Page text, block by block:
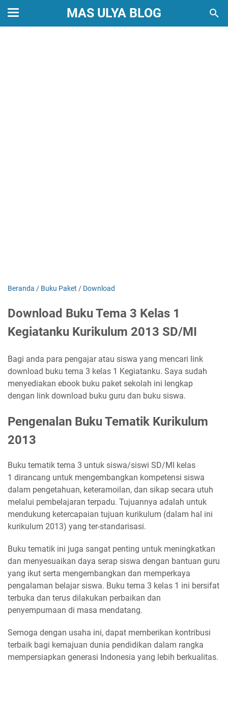
MAS ULYA BLOG
Beranda / Buku Paket / Download
Download Buku Tema 3 Kelas 1
Kegiatanku Kurikulum 2013 SD/MI
Bagi anda para pengajar atau siswa yang mencari link
download buku tema 3 kelas 1 Kegiatanku. Saya sudah
menyediakan ebook buku paket sekolah ini lengkap
dengan link download buku guru dan buku siswa.
Pengenalan Buku Tematik Kurikulum
2013
Buku tematik tema 3 untuk siswa/siswi SD/MI kelas
1 dirancang untuk mengembangkan kompetensi siswa
dalam pengetahuan, keteramoilan, dan sikap secara utuh
melalui pembelajaran terpadu. Tujuannya adalah untuk
mendukung ketercapaian tujuan kurikulum (dalam hal ini
kurikulum 2013) yang ter-standarisasi.
Buku tematik ini juga sangat penting untuk meningkatkan
dan menyesuaikan daya serap siswa dengan bantuan guru
yang ikut serta mengembangkan dan memperkaya
pengalaman belajar siswa. Buku tema 3 kelas 1 ini bersifat
terbuka dan terus dilakukan perbaikan dan
penyempurnaan di masa mendatang.
Semoga dengan usaha ini, dapat memberikan kontribusi
terbaik bagi kemajuan dunia pendidikan dalam rangka
mempersiapkan generasi Indonesia yang lebih berkualitas.